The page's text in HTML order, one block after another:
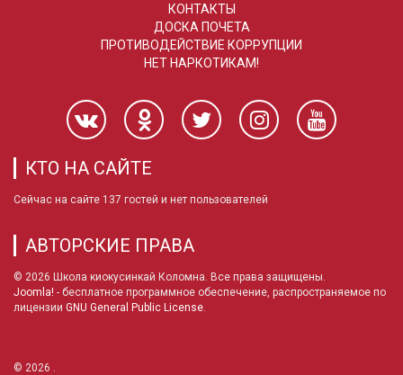
КОНТАКТЫ
ДОСКА ПОЧЕТА
ПРОТИВОДЕЙСТВИЕ КОРРУПЦИИ
НЕТ НАРКОТИКАМ!
КТО НА САЙТЕ
Сейчас на сайте 137 гостей и нет пользователей
АВТОРСКИЕ ПРАВА
© 2026 Школа киокусинкай Коломна. Все права защищены.
Joomla! - бесплатное программное обеспечение, распространяемое по
лицензии GNU General Public License.
© 2026 .